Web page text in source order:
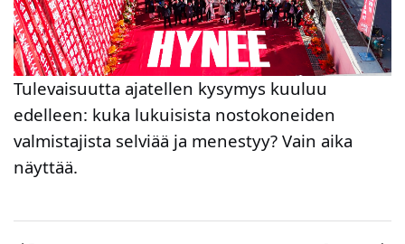
Tulevaisuutta ajatellen kysymys kuuluu
edelleen: kuka lukuisista nostokoneiden
valmistajista selviää ja menestyy? Vain aika
näyttää.